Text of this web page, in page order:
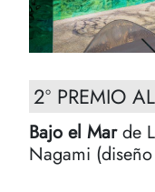
2º PREMIO
Bajo el Marde
Nagami